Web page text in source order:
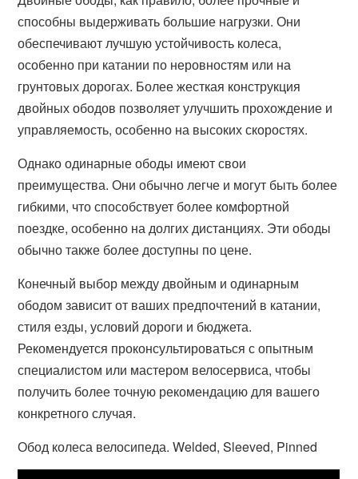
способны выдерживать большие нагрузки. Они
обеспечивают лучшую устойчивость колеса,
особенно при катании по неровностям или на
грунтовых дорогах. Более жесткая конструкция
двойных ободов позволяет улучшить прохождение и
управляемость, особенно на высоких скоростях.
Однако одинарные ободы имеют свои
преимущества. Они обычно легче и могут быть более
гибкими, что способствует более комфортной
поездке, особенно на долгих дистанциях. Эти ободы
обычно также более доступны по цене.
Конечный выбор между двойным и одинарным
ободом зависит от ваших предпочтений в катании,
стиля езды, условий дороги и бюджета.
Рекомендуется проконсультироваться с опытным
специалистом или мастером велосервиса, чтобы
получить более точную рекомендацию для вашего
конкретного случая.
Обод колеса велосипеда. Welded, Sleeved, Pinned